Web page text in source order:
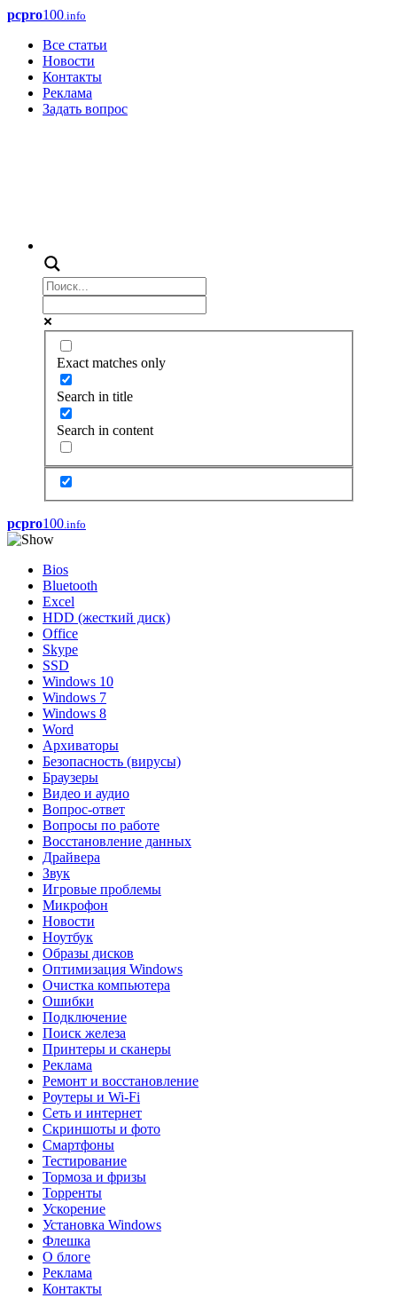
pcpro100.info
Все статьи
Новости
Контакты
Реклама
Задать вопрос
Exact matches only
Search in title
Search in content
pcpro100.info
Bios
Bluetooth
Excel
HDD (жесткий диск)
Office
Skype
SSD
Windows 10
Windows 7
Windows 8
Word
Архиваторы
Безопасность (вирусы)
Браузеры
Видео и аудио
Вопрос-ответ
Вопросы по работе
Восстановление данных
Драйвера
Звук
Игровые проблемы
Микрофон
Новости
Ноутбук
Образы дисков
Оптимизация Windows
Очистка компьютера
Ошибки
Подключение
Поиск железа
Принтеры и сканеры
Реклама
Ремонт и восстановление
Роутеры и Wi-Fi
Сеть и интернет
Скриншоты и фото
Смартфоны
Тестирование
Тормоза и фризы
Торренты
Ускорение
Установка Windows
Флешка
О блоге
Реклама
Контакты